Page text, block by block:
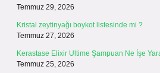
Temmuz 29, 2026
Kristal zeytinyağı boykot listesinde mi ?
Temmuz 27, 2026
Kerastase Elixir Ultime Şampuan Ne İşe
Temmuz 25, 2026